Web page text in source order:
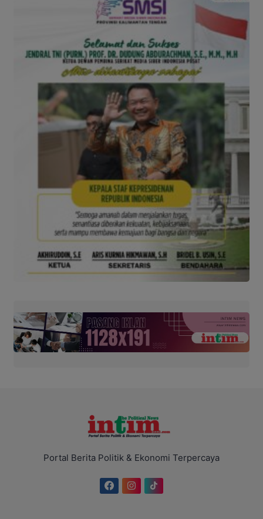
Portal Berita Politik & Ekonomi Terpercaya